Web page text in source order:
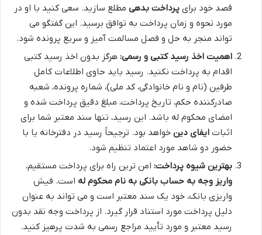
قصد خود برای پرداخت بدهی مطلع سازید. سعی کنید با او در
مورد نحوه و زمان پرداخت به توافق برسید. این گفتگو می
تواند منجر به حل و فصل مسالمت آمیز و سریع پرونده شود.
اهمیت اخذ رسید کتبی و رسمی: هرگز بدون اخذ رسید کتبی
اقدام به پرداخت نکنید. رسید باید حاوی اطلاعات کامل
طرفین (نام و نام خانوادگی، کد ملی)، شماره پرونده، شعبه
صادرکننده حکم، تاریخ پرداخت، مبلغ دقیق پرداخت شده و
امضای محکوم له باشد. این رسید، تنها سند معتبر شما برای
اثبات ایفای دین خواهد بود. ترجیحاً رسید در دفترخانه یا با
حضور دو شاهد مورد اعتماد تنظیم شود.
بهترین شیوه پرداخت: امن ترین راه برای پرداخت مستقیم،
واریز وجه به حساب بانکی به نام محکوم له است. فیش
واریزی بانک، خود یک سند معتبر است و می تواند به عنوان
دلیل پرداخت مورد استناد قرار گیرد. از پرداخت وجه نقد بدون
رسید معتبر و مورد تأیید مراجع رسمی به شدت پرهیز کنید.